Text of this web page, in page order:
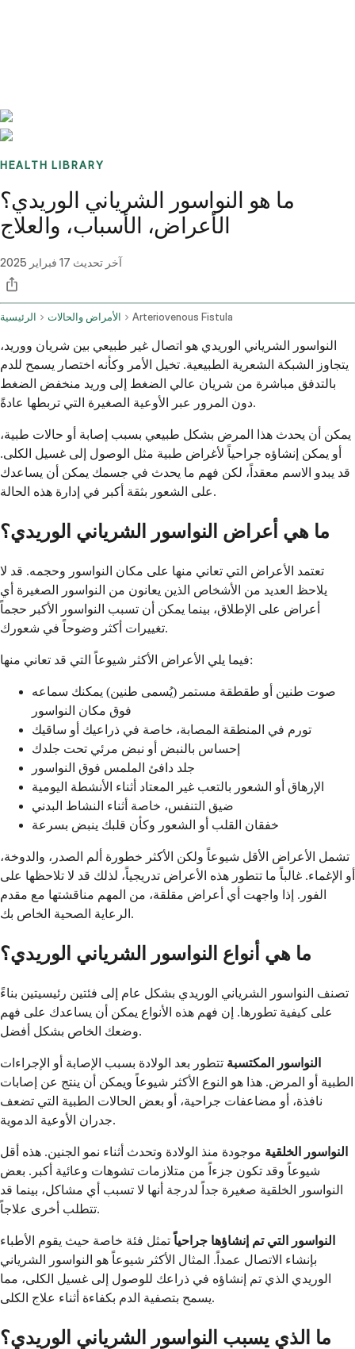
HEALTH LIBRARY
ما هو النواسور الشرياني الوريدي؟
الأعراض، الأسباب، والعلاج
آخر تحديث 17 فبراير 2025
الرئيسية الأمراض والحالات Arteriovenous Fistula
النواسور الشرياني الوريدي هو اتصال غير طبيعي بين شريان ووريد،
يتجاوز الشبكة الشعرية الطبيعية. تخيل الأمر وكأنه اختصار يسمح للدم
بالتدفق مباشرة من شريان عالي الضغط إلى وريد منخفض الضغط
دون المرور عبر الأوعية الصغيرة التي تربطها عادةً.
يمكن أن يحدث هذا المرض بشكل طبيعي بسبب إصابة أو حالات طبية،
أو يمكن إنشاؤه جراحياً لأغراض طبية مثل الوصول إلى غسيل الكلى.
قد يبدو الاسم معقداً، لكن فهم ما يحدث في جسمك يمكن أن يساعدك
على الشعور بثقة أكبر في إدارة هذه الحالة.
ما هي أعراض النواسور الشرياني الوريدي؟
تعتمد الأعراض التي تعاني منها على مكان النواسور وحجمه. قد لا
يلاحظ العديد من الأشخاص الذين يعانون من النواسور الصغيرة أي
أعراض على الإطلاق، بينما يمكن أن تسبب النواسور الأكبر حجماً
تغييرات أكثر وضوحاً في شعورك.
فيما يلي الأعراض الأكثر شيوعاً التي قد تعاني منها:
صوت طنين أو طقطقة مستمر (يُسمى طنين) يمكنك سماعه
فوق مكان النواسور
تورم في المنطقة المصابة، خاصة في ذراعيك أو ساقيك
إحساس بالنبض أو نبض مرئي تحت جلدك
جلد دافئ الملمس فوق النواسور
الإرهاق أو الشعور بالتعب غير المعتاد أثناء الأنشطة اليومية
ضيق التنفس، خاصة أثناء النشاط البدني
خفقان القلب أو الشعور وكأن قلبك ينبض بسرعة
تشمل الأعراض الأقل شيوعاً ولكن الأكثر خطورة ألم الصدر، والدوخة،
أو الإغماء. غالباً ما تتطور هذه الأعراض تدريجياً، لذلك قد لا تلاحظها على
الفور. إذا واجهت أي أعراض مقلقة، من المهم مناقشتها مع مقدم
الرعاية الصحية الخاص بك.
ما هي أنواع النواسور الشرياني الوريدي؟
تصنف النواسور الشرياني الوريدي بشكل عام إلى فئتين رئيسيتين بناءً
على كيفية تطورها. إن فهم هذه الأنواع يمكن أن يساعدك على فهم
وضعك الخاص بشكل أفضل.
النواسور المكتسبة تتطور بعد الولادة بسبب الإصابة أو الإجراءات
الطبية أو المرض. هذا هو النوع الأكثر شيوعاً ويمكن أن ينتج عن إصابات
نافذة، أو مضاعفات جراحية، أو بعض الحالات الطبية التي تضعف
جدران الأوعية الدموية.
النواسور الخلقية موجودة منذ الولادة وتحدث أثناء نمو الجنين. هذه أقل
شيوعاً وقد تكون جزءاً من متلازمات تشوهات وعائية أكبر. بعض
النواسور الخلقية صغيرة جداً لدرجة أنها لا تسبب أي مشاكل، بينما قد
تتطلب أخرى علاجاً.
النواسور التي تم إنشاؤها جراحياً تمثل فئة خاصة حيث يقوم الأطباء
بإنشاء الاتصال عمداً. المثال الأكثر شيوعاً هو النواسور الشرياني
الوريدي الذي تم إنشاؤه في ذراعك للوصول إلى غسيل الكلى، مما
يسمح بتصفية الدم بكفاءة أثناء علاج الكلى.
ما الذي يسبب النواسور الشرياني الوريدي؟